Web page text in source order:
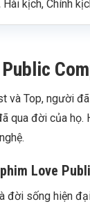
Hài kịch, Chính
và Top, người
qua đời của
Love
đời sống hiện